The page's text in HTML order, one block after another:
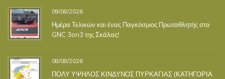
09/08/2026
Ημέρα Τελικών και ένας Παγκόσμιος Πρωταθλητής στο
GNC 3on3 της Σκάλας!
08/08/2026
ΠΟΛΥ ΥΨΗΛΟΣ ΚΙΝΔΥΝΟΣ ΠΥΡΚΑΓΙΑΣ (ΚΑΤΗΓΟΡΙΑ